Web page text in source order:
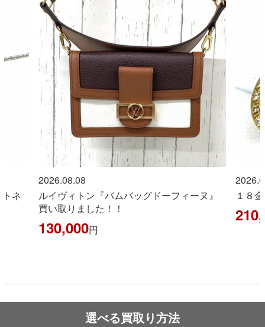
ネ
2026.08.08
ルイヴィトン『バムバッグドーフィーヌ』
買い取りました！！
130,000円
１８
選べる買取り方法